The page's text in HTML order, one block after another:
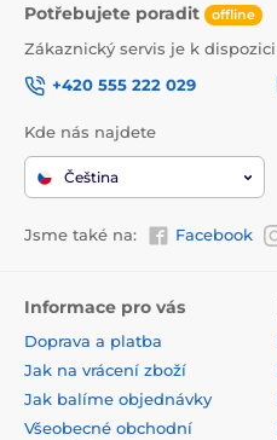
Potřebujete poradit offline
Zákaznický servis je k dispozici
+420 555 222 029
Kde nás najdete
Čeština
Jsme také na: Facebook
Informace pro vás
Doprava a platba
Jak na vrácení zboží
Jak balíme objednávky
Všeobecné obchodní